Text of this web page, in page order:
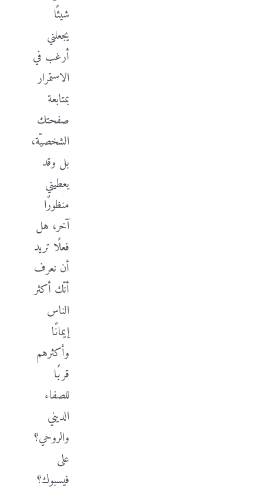
شيئًا
يجعلني
أرغب في
الاستمرار
بمتابعة
صفحتك
الشخصيّة،
بل وقد
يعطيني
منظورًا
آخر، هل
فعلًا تريد
أن نعرف
أنّك أكثر
الناس
إيمانًا
وأكثرهم
قربًا
للصفاء
الديني
والروحي؟
على
فيسبوك؟